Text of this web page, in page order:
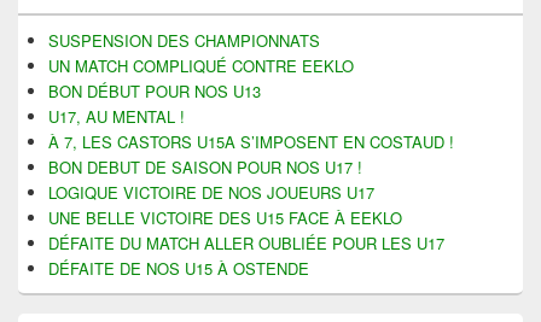
de
widget
pour
barre
latérale
SUSPENSION DES CHAMPIONNATS
UN MATCH COMPLIQUÉ CONTRE EEKLO
BON DÉBUT POUR NOS U13
U17, AU MENTAL !
À 7, LES CASTORS U15A S’IMPOSENT EN COSTAUD !
BON DEBUT DE SAISON POUR NOS U17 !
LOGIQUE VICTOIRE DE NOS JOUEURS U17
UNE BELLE VICTOIRE DES U15 FACE À EEKLO
DÉFAITE DU MATCH ALLER OUBLIÉE POUR LES U17
DÉFAITE DE NOS U15 À OSTENDE